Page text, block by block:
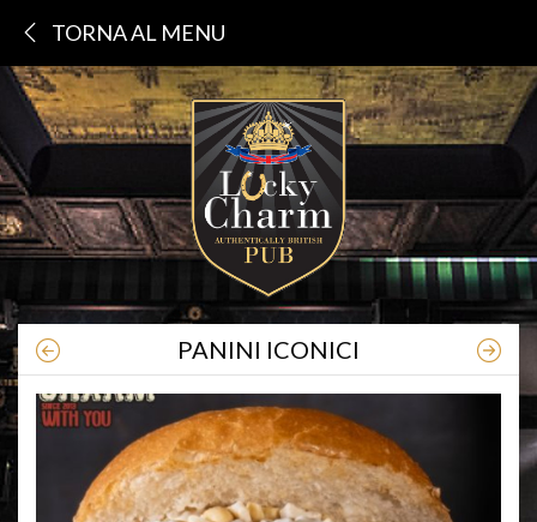
TORNA AL MENU
PANINI ICONICI